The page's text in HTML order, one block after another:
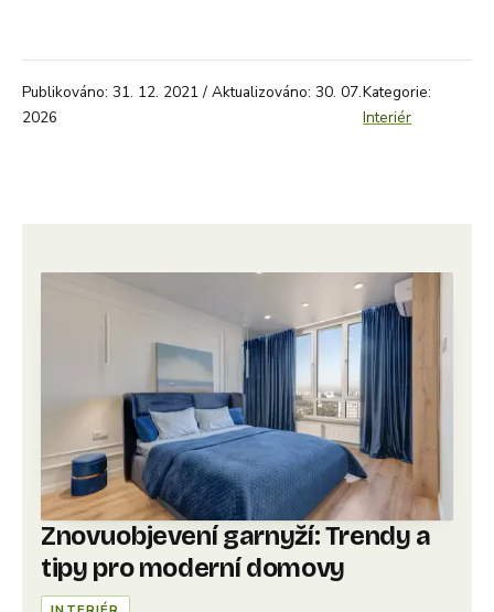
Publikováno: 31. 12. 2021 / Aktualizováno: 30. 07.
2026
Kategorie:
Interiér
Znovuobjevení garnyží: Trendy a
tipy pro moderní domovy